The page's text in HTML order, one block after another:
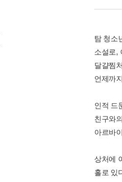
탐 청소
소설로,
달걀찜
언제까
인적 드
친구와
아르바
상처에
홀로 있